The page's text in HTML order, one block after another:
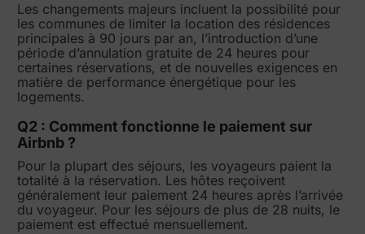
Les changements majeurs incluent la possibilité pour
les communes de limiter la location des résidences
principales à 90 jours par an, l’introduction d’une
période d’annulation gratuite de 24 heures pour
certaines réservations, et de nouvelles exigences en
matière de performance énergétique pour les
logements.
Q2 : Comment fonctionne le paiement sur
Airbnb ?
Pour la plupart des séjours, les voyageurs paient la
totalité à la réservation. Les hôtes reçoivent
généralement leur paiement 24 heures après l’arrivée
du voyageur. Pour les séjours de plus de 28 nuits, le
paiement est effectué mensuellement.